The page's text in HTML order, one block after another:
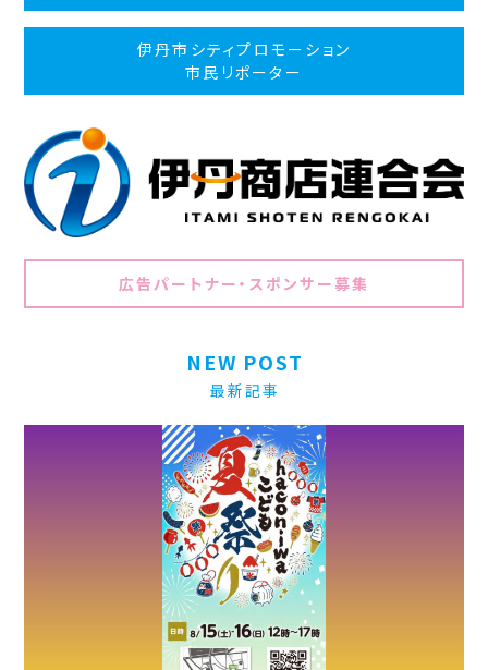
伊丹市シティプロモーション
市民リポーター
広告パートナー・スポンサー募集
NEW POST
最新記事